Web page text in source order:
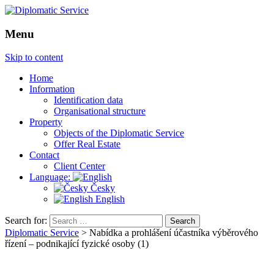
Menu
Skip to content
Home
Information
Identification data
Organisational structure
Property
Objects of the Diplomatic Service
Offer Real Estate
Contact
Client Center
Language:
Česky
English
Search for:
Diplomatic Service > Nabídka a prohlášení účastníka výběrového
řízení – podnikající fyzické osoby (1)